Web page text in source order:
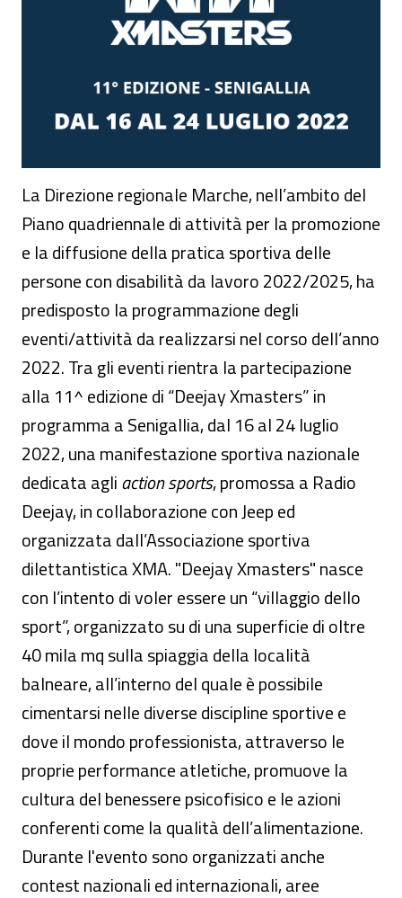
La Direzione regionale Marche, nell’ambito del
Piano quadriennale di attività per la promozione
e la diffusione della pratica sportiva delle
persone con disabilità da lavoro 2022/2025, ha
predisposto la programmazione degli
eventi/attività da realizzarsi nel corso dell’anno
2022. Tra gli eventi rientra la partecipazione
alla 11^ edizione di “Deejay Xmasters” in
programma a Senigallia, dal 16 al 24 luglio
2022, una manifestazione sportiva nazionale
dedicata agliaction sports, promossa a Radio
Deejay, in collaborazione con Jeep ed
organizzata dall’Associazione sportiva
dilettantistica XMA. "Deejay Xmasters" nasce
con l’intento di voler essere un “villaggio dello
sport”, organizzato su di una superficie di oltre
40 mila mq sulla spiaggia della località
balneare, all’interno del quale è possibile
cimentarsi nelle diverse discipline sportive e
dove il mondo professionista, attraverso le
proprie performance atletiche, promuove la
cultura del benessere psicofisico e le azioni
conferenti come la qualità dell’alimentazione.
Durante l'evento sono organizzati anche
contest nazionali ed internazionali, aree